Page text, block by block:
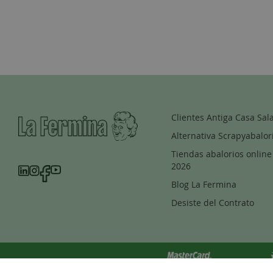
Clientes Antiga Casa Sala
Alternativa
Tiendas abalorios online
2026
Blog La Fermina
Desiste del Contrato